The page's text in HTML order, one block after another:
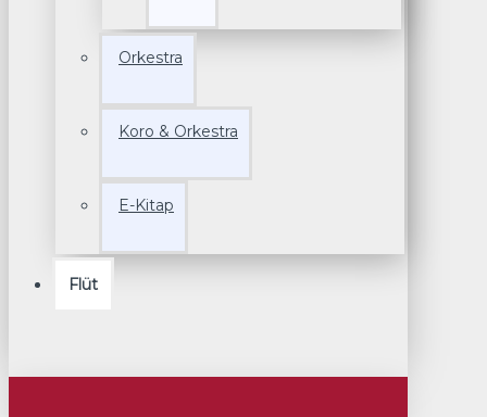
Orkestra
Koro & Orkestra
E-Kitap
Flüt